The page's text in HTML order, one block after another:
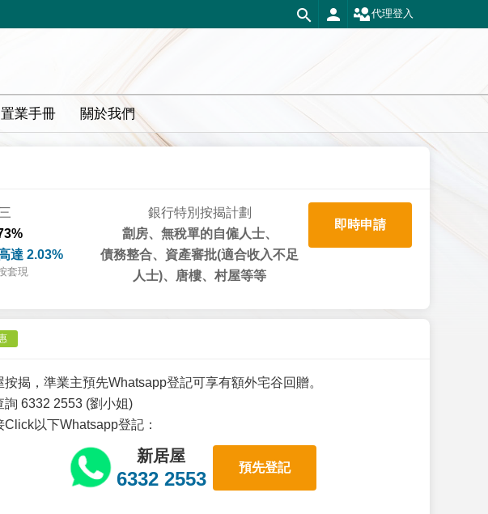
代理登入
置業手冊 關於我們
達 2.03%
套現
銀行特別按揭計劃
劏房、無稅單的自僱人士、
債務整合、資產審批(適合收入不足
人士)、唐樓、村屋等等
即時申請
按揭，準業主預先Whatsapp登記可享有額外宅谷回贈。
詢 6332 2553 (劉小姐)
Click以下Whatsapp登記：
新居屋
6332 2553
預先登記